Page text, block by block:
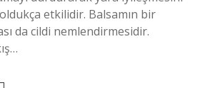
etkilidir. Balsamın bir
da cildi nemlendirmesidir.